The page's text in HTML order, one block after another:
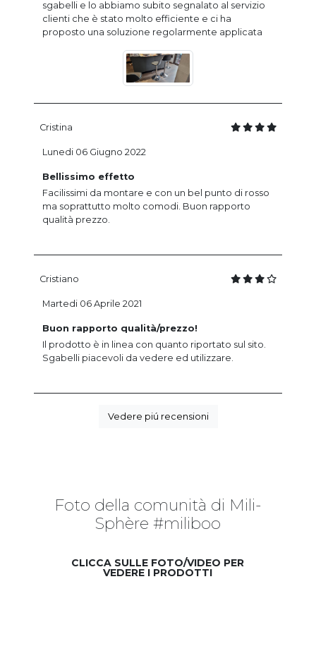
sgabelli e lo abbiamo subito segnalato al servizio
clienti che è stato molto efficiente e ci ha
proposto una soluzione regolarmente applicata
Cristina
Bellissimo effetto
Facilissimi da montare e con un bel punto di rosso
ma soprattutto molto comodi. Buon rapporto
qualità prezzo.
Lunedi 06 Giugno 2022
Cristiano
Buon rapporto qualità/prezzo!
Il prodotto è in linea con quanto riportato sul sito.
Sgabelli piacevoli da vedere ed utilizzare.
Martedi 06 Aprile 2021
Vedere piú recensioni
Foto della comunità di Mili-
Sphère #miliboo
CLICCA SULLE FOTO/VIDEO PER
VEDERE I PRODOTTI